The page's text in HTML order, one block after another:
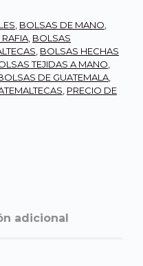
BOLSAS DE MANO
BOLSAS
BOLSAS HECHAS
TEJIDAS A MANO
DE GUATEMALA
PRECIO DE
adicional